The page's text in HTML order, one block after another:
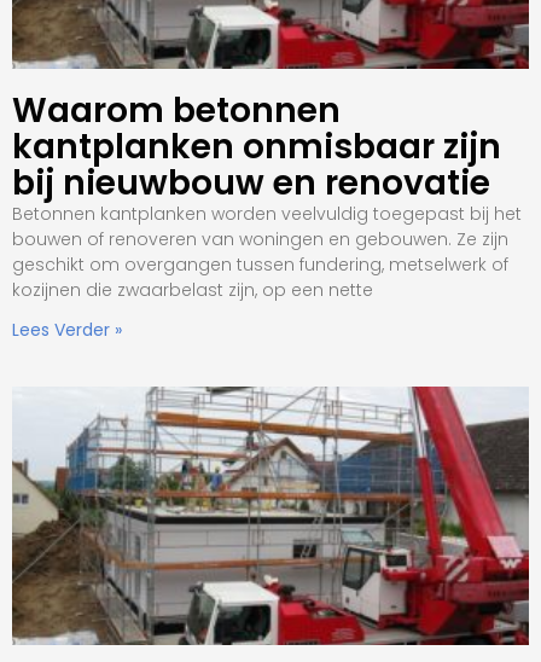
Waarom betonnen
kantplanken onmisbaar zijn
bij nieuwbouw en renovatie
Betonnen kantplanken worden veelvuldig toegepast bij het
bouwen of renoveren van woningen en gebouwen. Ze zijn
geschikt om overgangen tussen fundering, metselwerk of
kozijnen die zwaarbelast zijn, op een nette
Lees Verder »